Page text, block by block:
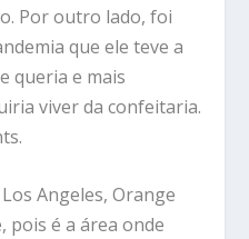
Por outro lado, foi
que ele teve a
queria e mais
viver da confeitaria.
Angeles, Orange
pois é a área onde